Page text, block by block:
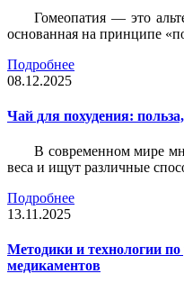
Гомеопатия — это
основанная на принципе
Подробнее
08.12.2025
Чай для похудения:
В современном мире
веса и ищут различные
Подробнее
13.11.2025
Методики и технологии
медикаментов